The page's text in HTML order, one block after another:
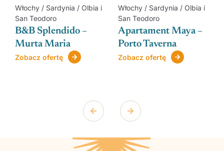
Włochy / Sardynia / Olbia i
San Teodoro
B&B Splendido –
Murta Maria
Zobacz ofertę
Włochy / Sardynia / Olbia i
San Teodoro
Apartament Maya –
Porto Taverna
Zobacz ofertę